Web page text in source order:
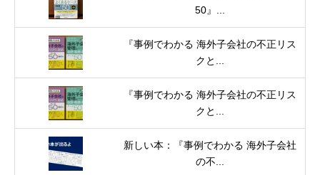
50』...
『事例でわかる 海外子会社の不正リス
クと...
『事例でわかる 海外子会社の不正リス
クと...
新しい本：『事例でわかる 海外子会社
の不...